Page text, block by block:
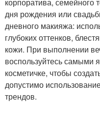
дня рождения или
дневного макияжа:
глубоких оттенков,
кожи. При выполнении
воспользуйтесь самыми
косметичке, чтобы
допустимо
трендов.